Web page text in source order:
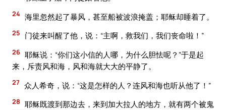
24 海里忽然起了暴风，甚至船被波浪掩盖；耶稣却睡着了。
25 门徒来叫醒了他，说：“主啊，救我们，我们丧命啦！”
26 耶稣说：“你们这小信的人哪，为什么胆怯呢？”于是起
来，斥责风和海，风和海就大大的平静了。
27 众人希奇，说：“这是怎样的人？连风和海也听从他了！”
28 耶稣既渡到那边去，来到加大拉人的地方，就有两个被鬼